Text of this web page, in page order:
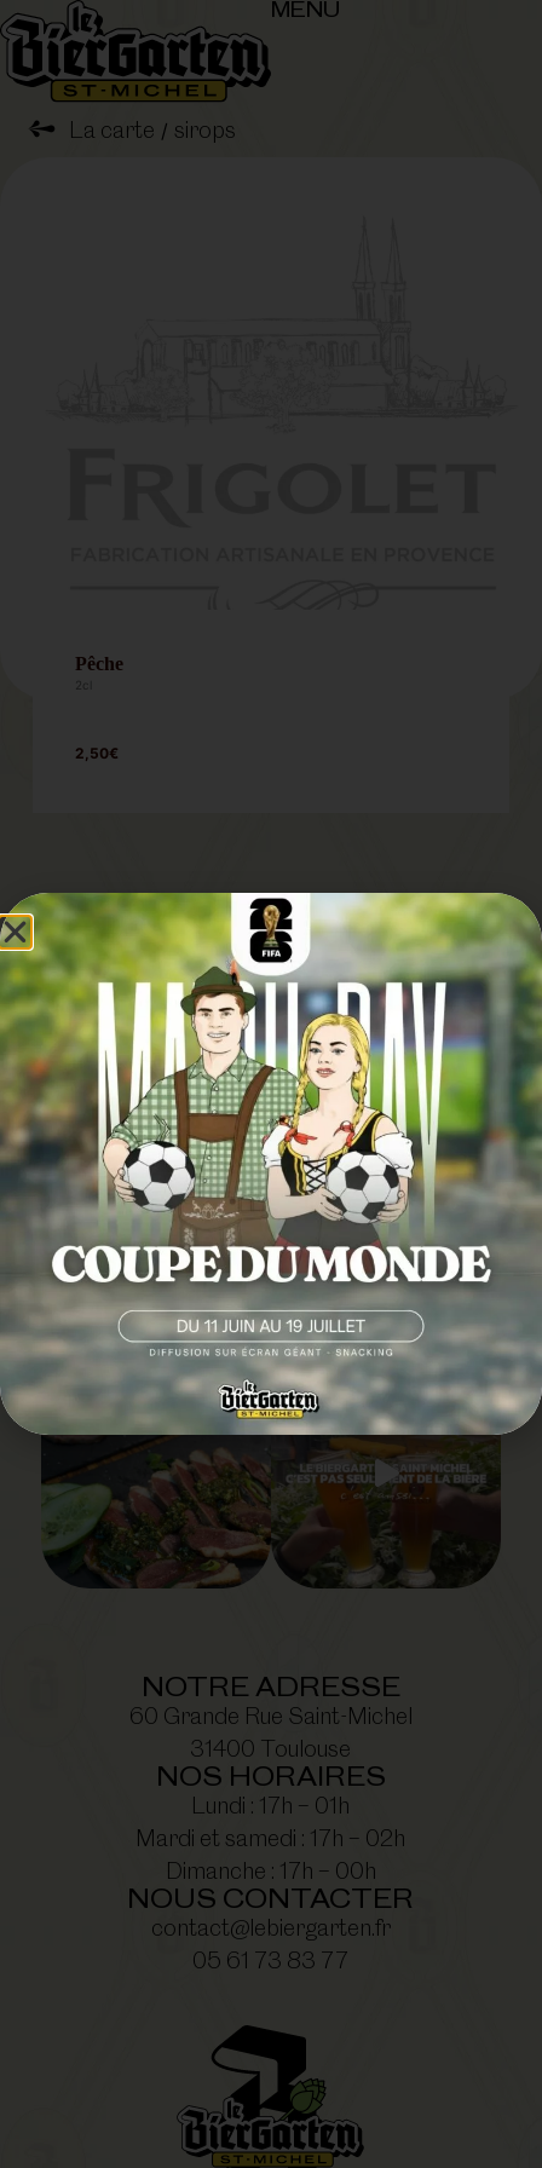
MENU
➺ La carte / sirops
Pêche
2cl
2,50€
SUIVEZ-NOUS EN
IMAGE
@LEBIERGARTENSAINTMICHEL
NOTRE ADRESSE
60 Grande Rue Saint-Michel
31400 Toulouse
NOS HORAIRES
Lundi : 17h – 01h
Mardi et samedi : 17h – 02h
Dimanche : 17h – 00h
NOUS CONTACTER
contact@lebiergarten.fr
05 61 73 83 77